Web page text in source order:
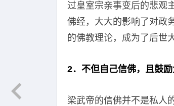
过皇室宗亲事变后的悲观
佛经，大大的影响了对政
的佛教理论，成为了后世
2．不但自己信佛，且鼓
梁武帝的信佛并不是私人